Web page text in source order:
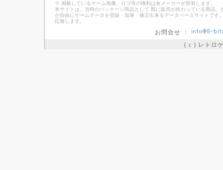
※ 掲載しているゲーム画像、ロゴ等の権利は各メーカーが所有します。
本サイトは、当時のパッケージ商品として 既に販売が終わっている商品
が自由にゲームデータを登録・加筆・修正出来るデータベースサイトで
応致します。
お問合せ ：
( c ) レトロ